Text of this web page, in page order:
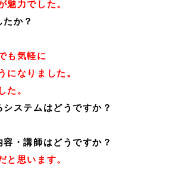
魅力でした。
か？
も気軽に
になりました。
た。
ステムはどうですか？
・講師はどうですか？
と思います。